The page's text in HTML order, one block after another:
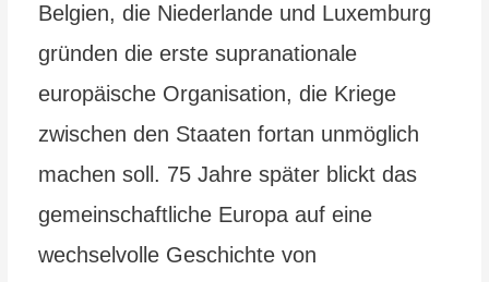
Belgien, die Niederlande und Luxemburg
gründen die erste supranationale
europäische Organisation, die Kriege
zwischen den Staaten fortan unmöglich
machen soll. 75 Jahre später blickt das
gemeinschaftliche Europa auf eine
wechselvolle Geschichte von